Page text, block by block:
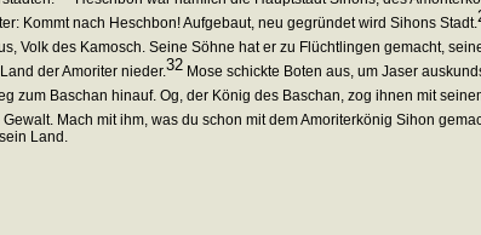
Kommt nach Heschbon! Aufgebaut, neu gegründet wird Sihons Stadt.
Volk des Kamosch. Seine Söhne hat er zu Flüchtlingen gemacht,
der Amoriter nieder.32 Mose schickte Boten aus, um Jaser
zum Baschan hinauf. Og, der König des Baschan, zog ihnen mit
Mach mit ihm, was du schon mit dem Amoriterkönig Sihon
Land.